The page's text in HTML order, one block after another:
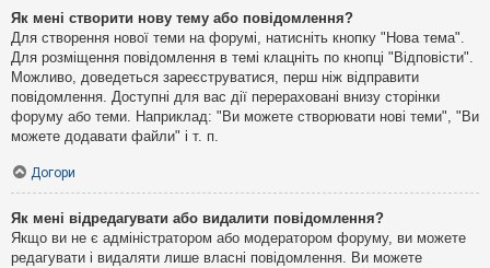
Як мені створити нову тему або повідомлення?
Для створення нової теми на форумі, натисніть кнопку "Нова тема".
Для розміщення повідомлення в темі клацніть по кнопці "Відповісти".
Можливо, доведеться зареєструватися, перш ніж відправити
повідомлення. Доступні для вас дії перераховані внизу сторінки
форуму або теми. Наприклад: "Ви можете створювати нові теми", "Ви
можете додавати файли" і т. п.
Догори
Як мені відредагувати або видалити повідомлення?
Якщо ви не є адміністратором або модератором форуму, ви можете
редагувати і видаляти лише власні повідомлення. Ви можете